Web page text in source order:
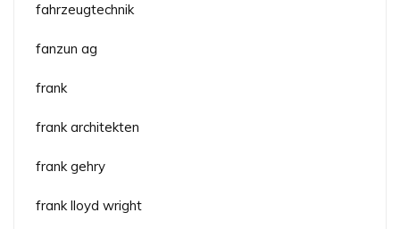
fahrzeugtechnik
fanzun ag
frank
frank architekten
frank gehry
frank lloyd wright